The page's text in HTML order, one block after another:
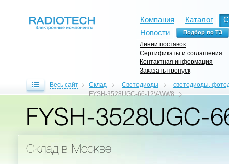
Компания Каталог
Новости
Линии поставок
Сертификаты и соглашения
Контактная информация
Заказать пропуск
Весь сайт Склад Светодиоды
светодиоды,
FYSH-3528UGC-66-12V-WW8
FYSH-3528UGC-
Склад в Москве